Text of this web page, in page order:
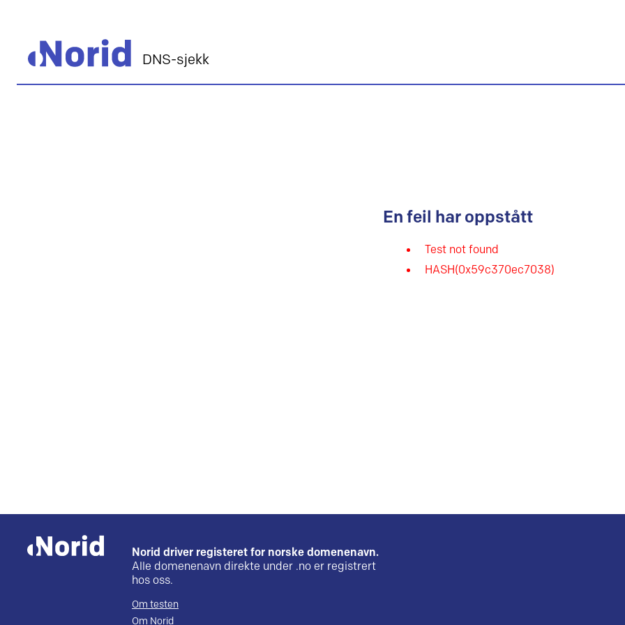
DNS-sjekk
En feil har oppstått
Test not found
HASH(0x59c370ec7038)
Norid driver registeret for norske domenenavn.
Alle domenenavn direkte under .no er registrert
hos oss.
Om testen
Om Norid